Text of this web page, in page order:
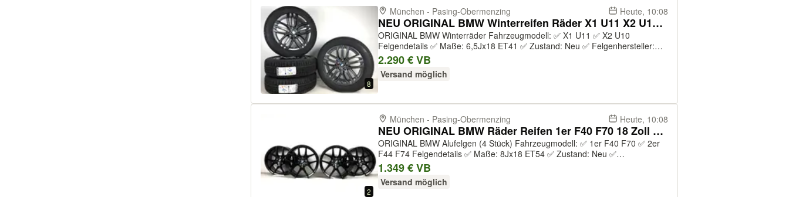
8
München - Pasing-Obermenzing Heute, 10:08
NEU ORIGINAL BMW Winterreifen Räder X1 U11 X2 U10 18 Zoll 879
ORIGINAL BMW Winterräder Fahrzeugmodell: ✅ X1 U11 ✅ X2 U10
Felgendetails ✅ Maße: 6,5Jx18 ET41 ✅ Zustand: Neu ✅ Felgenhersteller:
BMW ✅ Herstellernummer: 36116898046 ✅ Felgenmodell: 879 ✅ Farbe:
frozen-grey ✅ Druckkontrollsystem: Ja ✅ Original: ...
2.290 € VB
Versand möglich
2
München - Pasing-Obermenzing Heute, 10:08
NEU ORIGINAL BMW Räder Reifen 1er F40 F70 18 Zoll 554M
ORIGINAL BMW Alufelgen (4 Stück) Fahrzeugmodell: ✅ 1er F40 F70 ✅ 2er
F44 F74 Felgendetails ✅ Maße: 8Jx18 ET54 ✅ Zustand: Neu ✅
Felgenhersteller: BMW ✅ Herstellernummer: 36118092354 ✅ Felgenmodell:
554M ✅ Farbe: jet black matt ✅ Druckkontrollsys...
1.349 € VB
Versand möglich